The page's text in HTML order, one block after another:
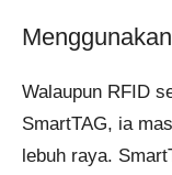
Walaupun RFID
SmartTAG, ia
lebuh raya.